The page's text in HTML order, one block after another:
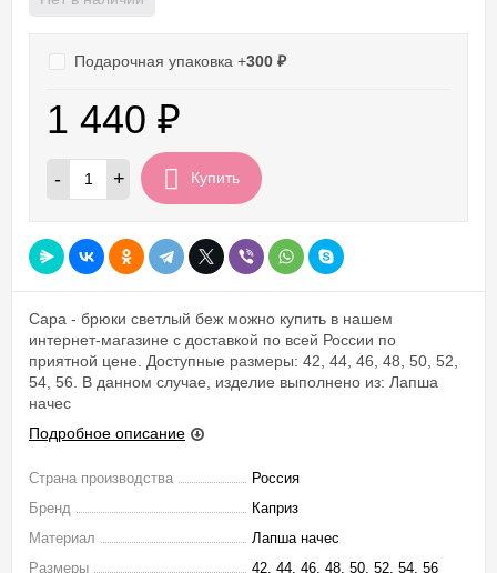
Подарочная упаковка +300 ₽
1 440 ₽
- + Купить
Сара - брюки светлый беж можно купить в нашем
интернет-магазине с доставкой по всей России по
приятной цене. Доступные размеры: 42, 44, 46, 48, 50, 52,
54, 56. В данном случае, изделие выполнено из: Лапша
начес
Подробное описание
Страна производства
Россия
Бренд
Каприз
Материал
Лапша начес
Размеры
42, 44, 46, 48, 50, 52, 54, 56